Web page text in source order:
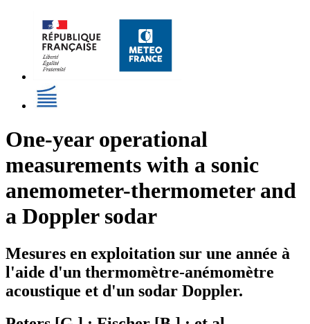
One-year operational
measurements with a sonic
anemometer-thermometer and
a Doppler sodar
Mesures en exploitation sur une année à
l'aide d'un thermomètre-anémomètre
acoustique et d'un sodar Doppler.